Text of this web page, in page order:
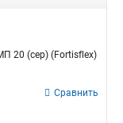
20 (сер) (Fortisflex)
Сравнить